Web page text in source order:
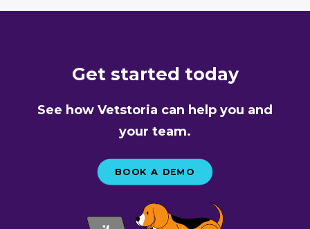
Get started today
See how Vetstoria can help you and
your team.
BOOK A DEMO